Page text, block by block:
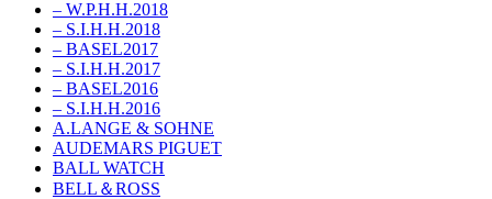
– W.P.H.H.2018
– S.I.H.H.2018
– BASEL2017
– S.I.H.H.2017
– BASEL2016
– S.I.H.H.2016
A.LANGE & SOHNE
AUDEMARS PIGUET
BALL WATCH
BELL＆ROSS